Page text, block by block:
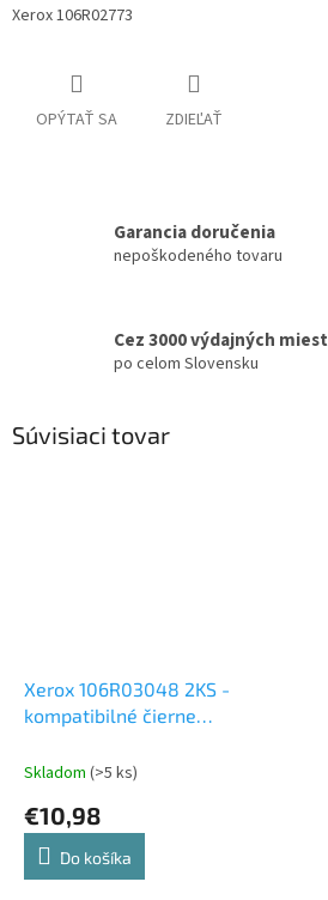
Xerox 106R02773
OPÝTAŤ SA ZDIEĽAŤ
Garancia doručenia
nepoškodeného tovaru
Cez 3000 výdajných miest
po celom Slovensku
Súvisiaci tovar
Xerox 106R03048 2KS -
kompatibilné čierne
Skladom (>5 ks)
€10,98
Do košíka